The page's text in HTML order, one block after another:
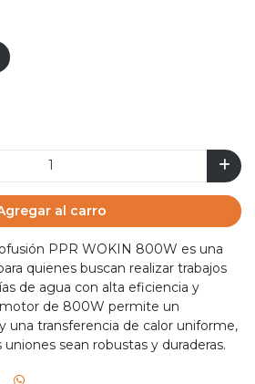
al carro
PPR WOKIN 800W es una
quienes buscan realizar trabajos
de agua con alta eficiencia y
de 800W permite un
una transferencia de calor uniforme,
sean robustas y duraderas.